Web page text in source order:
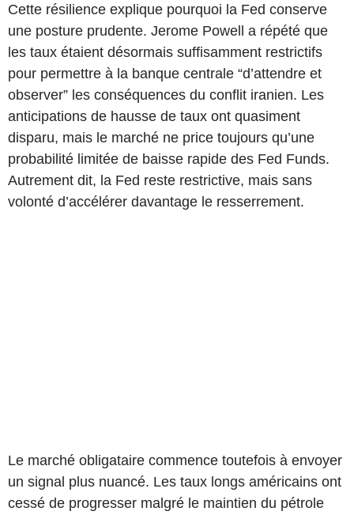
Cette résilience explique pourquoi la Fed conserve
une posture prudente. Jerome Powell a répété que
les taux étaient désormais suffisamment restrictifs
pour permettre à la banque centrale “d’attendre et
observer” les conséquences du conflit iranien. Les
anticipations de hausse de taux ont quasiment
disparu, mais le marché ne price toujours qu’une
probabilité limitée de baisse rapide des Fed Funds.
Autrement dit, la Fed reste restrictive, mais sans
volonté d’accélérer davantage le resserrement.
Le marché obligataire commence toutefois à envoyer
un signal plus nuancé. Les taux longs américains ont
cessé de progresser malgré le maintien du pétrole